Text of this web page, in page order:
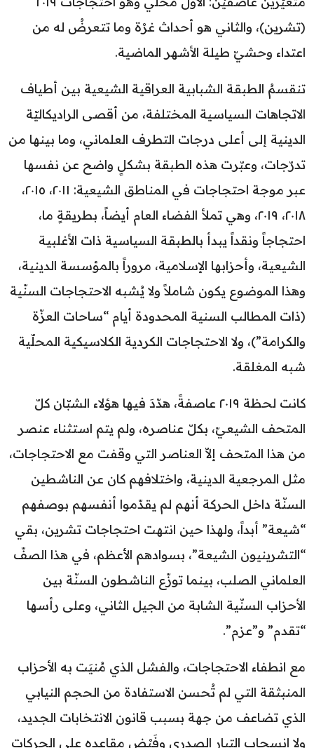
(تشرين)، والثاني هو أحداث غرْة وما تتعرضُ له من
اعتداء وحشيّ طيلة الأشهر الماضية.
تنقسمُ الطبقة الشبابية العراقية الشيعية بين أطياف
الاتجاهات السياسية المختلفة، من أقصى الراديكاليّة
الدينية إلى أعلى درجات التطرف العلماني، وما بينها من
تدرّجات، وعبّرت هذه الطبقة بشكلٍ واضح عن نفسها
عبر موجة احتجاجات في المناطق الشيعية: ٢٠١١، ٢٠١٥،
٢٠١٨، ٢٠١٩، وهي تملأ الفضاء العام أيضاً، بطريقةٍ ما،
احتجاجاً ونقداً يبدأ بالطبقة السياسية ذات الأغلبية
الشيعية، وأحزابها الإسلامية، مروراً بالمؤسسة الدينية،
وهذا الموضوع يكون شاملاً ولا يُشبه الاحتجاجات السنّية
(ذات المطالب السنية المحدودة أيام “ساحات العزّة
والكرامة”)، ولا الاحتجاجات الكردية الكلاسيكية المحلّية
شبه المغلقة.
كانت لحظة ٢٠١٩ عاصفةً، هدّدَ فيها هؤلاء الشبّان كلّ
المتحف الشيعيّ، بكلّ عناصره، ولم يتم استثناء عنصر
من هذا المتحف إلاّ العناصر التي وقفت مع الاحتجاجات،
مثل المرجعية الدينية، واختلافهم كان عن الناشطين
السنّة داخل الحركة أنهم لم يقدّموا أنفسهم بوصفهم
“شيعة” أبداً، ولهذا حين انتهت احتجاجات تشرين، بقي
“التشرينيون الشيعة”، بسوادهم الأعظم، في هذا الصفّ
العلماني الصلب، بينما توزّع الناشطون السنّة بين
الأحزاب السنّية الشابة من الجيل الثاني، وعلى رأسها
“تقدم” و”عزم”.
مع انطفاء الاحتجاجات، والفشل الذي مُنيَت به الأحزاب
المنبثقة التي لم تُحسن الاستفادة من الحجم النيابي
الذي تضاعف من جهة بسبب قانون الانتخابات الجديد،
ولا انسحاب التيار الصدري وفَيْض مقاعده على الحركات